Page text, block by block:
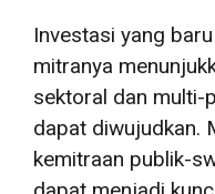
Investasi yang
mitranya
sektoral dan multi-
dapat diwujudkan.
kemitraan publik-